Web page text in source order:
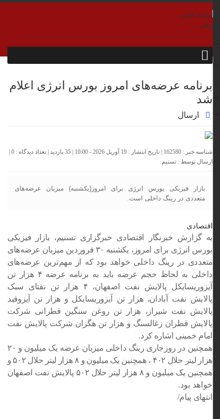
برنامه عرضه‌های امروز بورس انرژی اعلام
شد
ارسال
شناسه خبر : 162580 | تاریخ انتشار : 19 آوریل 2026 - 10:00 | 35 بازدید | تعداد دیدگاه : 0
|
ارسال توسط :تسنیم
بازار فیزیکی بورس انرژی برای امروز(یکشنبه) میزبان عرضه‌های
متعددی در رینگ داخلی است.
اقتصادی
به گزارش خبرنگار اقتصادی خبرگزاری تسنیم، بازار فیزیکی
بورس انرژی برای امروز، یکشنبه ۳۰ فروردین میزبان عرضه‌های
متعددی در رینگ داخلی خواهد بود که از مهم‌ترین عرضه‌های
داخلی به لحاظ حجم عرضه باید به برنامه عرضه ۴ هزار تن
آیزوریسایکل پالایش نفت اصفهان، ۴ هزار تن نفتای سبک
پالایش نفت آبادان، هزار تن آیزوریسایکل و هزار تن آیزوفید
پالایش نفت شیراز، هزار تن روغن سنگین قطرانی شرکت
پالایش قطران زغالسنگ و هزار تن هگزان شرکت پالایش نفت
امام خمینی اشاره کرد.
همچنین در روزجاری رینگ داخلی میزبان عرضه یک میلیون و ۲۰
هزار لیتر حلال ۴۰۲ ، همچنین یک میلیون و ۸ هزار لیتر حلال ۵۰۲ و
همچنین یک میلیون و ۸ هزار لیتر حلال ۵۰۲ پالایش نفت اصفهان
خواهد بود.
انتهای پیام/